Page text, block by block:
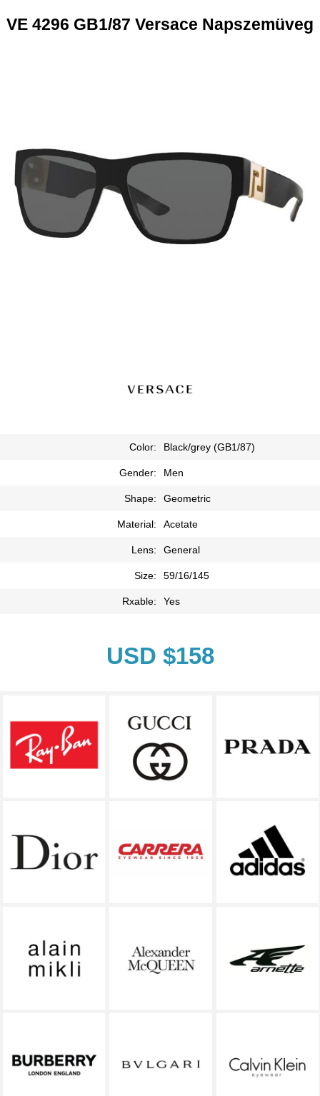
VE 4296 GB1/87 Versace Napszemüveg
Color: Black/grey (GB1/87)
Gender: Men
Shape: Geometric
Material: Acetate
Lens: General
Size: 59/16/145
Rxable: Yes
USD $158